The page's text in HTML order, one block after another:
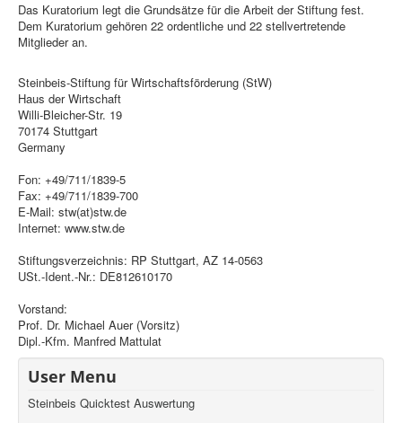
Das Kuratorium legt die Grundsätze für die Arbeit der Stiftung fest.
Dem Kuratorium gehören 22 ordentliche und 22 stellvertretende
Mitglieder an.
Steinbeis-Stiftung für Wirtschaftsförderung (StW)
Haus der Wirtschaft
Willi-Bleicher-Str. 19
70174 Stuttgart
Germany
Fon: +49/711/1839-5
Fax: +49/711/1839-700
E-Mail: stw(at)stw.de
Internet: www.stw.de
Stiftungsverzeichnis: RP Stuttgart, AZ 14-0563
USt.-Ident.-Nr.: DE812610170
Vorstand:
Prof. Dr. Michael Auer (Vorsitz)
Dipl.-Kfm. Manfred Mattulat
User Menu
Steinbeis Quicktest Auswertung